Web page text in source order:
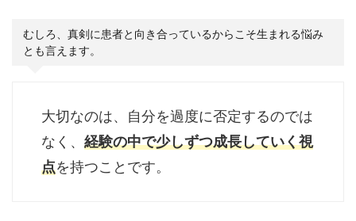
むしろ、真剣に患者と向き合っているからこそ生まれる悩み
とも言えます。
大切なのは、自分を過度に否定するのでは
なく、 経験の中で少しずつ成長していく視
点を持つことです。